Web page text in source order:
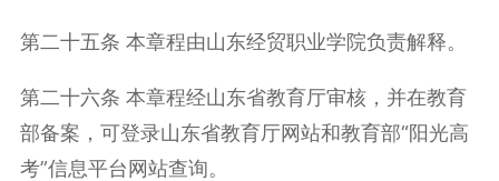
第二十五条 本章程由山东经贸职业学院负责解释。
第二十六条 本章程经山东省教育厅审核，并在教育
部备案，可登录山东省教育厅网站和教育部“阳光高
考”信息平台网站查询。